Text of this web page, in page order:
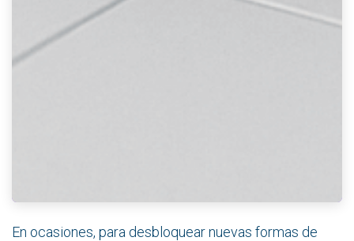
En ocasiones, para desbloquear nuevas formas de